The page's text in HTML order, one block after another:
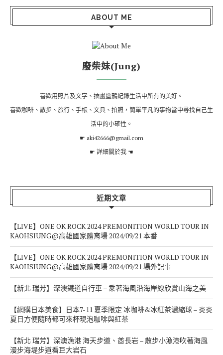
ABOUT ME
廢柴妹(Jung)
喜歡用照片及文字、插畫塗鴉紀錄生活中所有的美好。
喜歡咖啡、散步、旅行、手帳、文具、拍照，簡單平凡的事物當中尋找自己生
活中的小確性。
☛ aki42666@gmail.com
☛ 詳細關於我 ☚
近期文章
【LIVE】ONE OK ROCK 2024 PREMONITION WORLD TOUR IN
KAOHSIUNG@高雄國家體育場 2024/09/21 本番
【LIVE】ONE OK ROCK 2024 PREMONITION WORLD TOUR IN
KAOHSIUNG@高雄國家體育場 2024/09/21 場外記事
【新北 瑞芳】深澳鐵道自行車 – 乘著海風沿海岸線欣賞山海之美
【網購日本美食】日本7-11 夏季限定 冰咖啡&冰紅茶濃縮球 – 炎炎
夏日方便隨時都可來杯現泡咖啡與紅茶
【新北 瑞芳】深澳漁港 海天步道、酋長岩 – 散步小漁港吹著海風
漫步海堤步道看巨大岩石